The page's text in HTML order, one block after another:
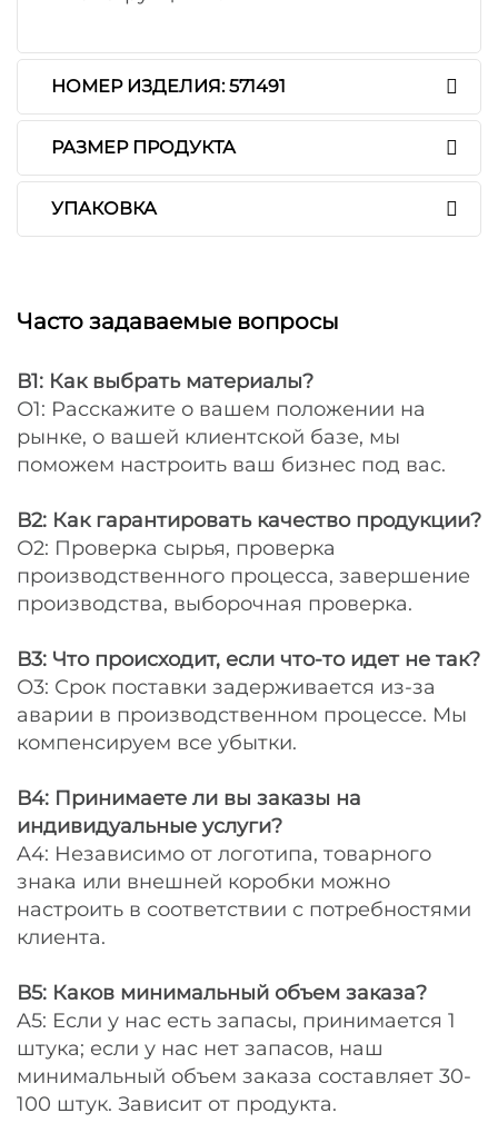
НОМЕР ИЗДЕЛИЯ: 571491
РАЗМЕР ПРОДУКТА
УПАКОВКА
Часто задаваемые вопросы
В1: Как выбрать материалы?
О1: Расскажите о вашем положении на
рынке, о вашей клиентской базе, мы
поможем настроить ваш бизнес под вас.
В2: Как гарантировать качество продукции?
О2: Проверка сырья, проверка
производственного процесса, завершение
производства, выборочная проверка.
В3: Что происходит, если что-то идет не так?
О3: Срок поставки задерживается из-за
аварии в производственном процессе. Мы
компенсируем все убытки.
В4: Принимаете ли вы заказы на
индивидуальные услуги?
A4: Независимо от логотипа, товарного
знака или внешней коробки можно
настроить в соответствии с потребностями
клиента.
В5: Каков минимальный объем заказа?
A5: Если у нас есть запасы, принимается 1
штука; если у нас нет запасов, наш
минимальный объем заказа составляет 30-
100 штук. Зависит от продукта.